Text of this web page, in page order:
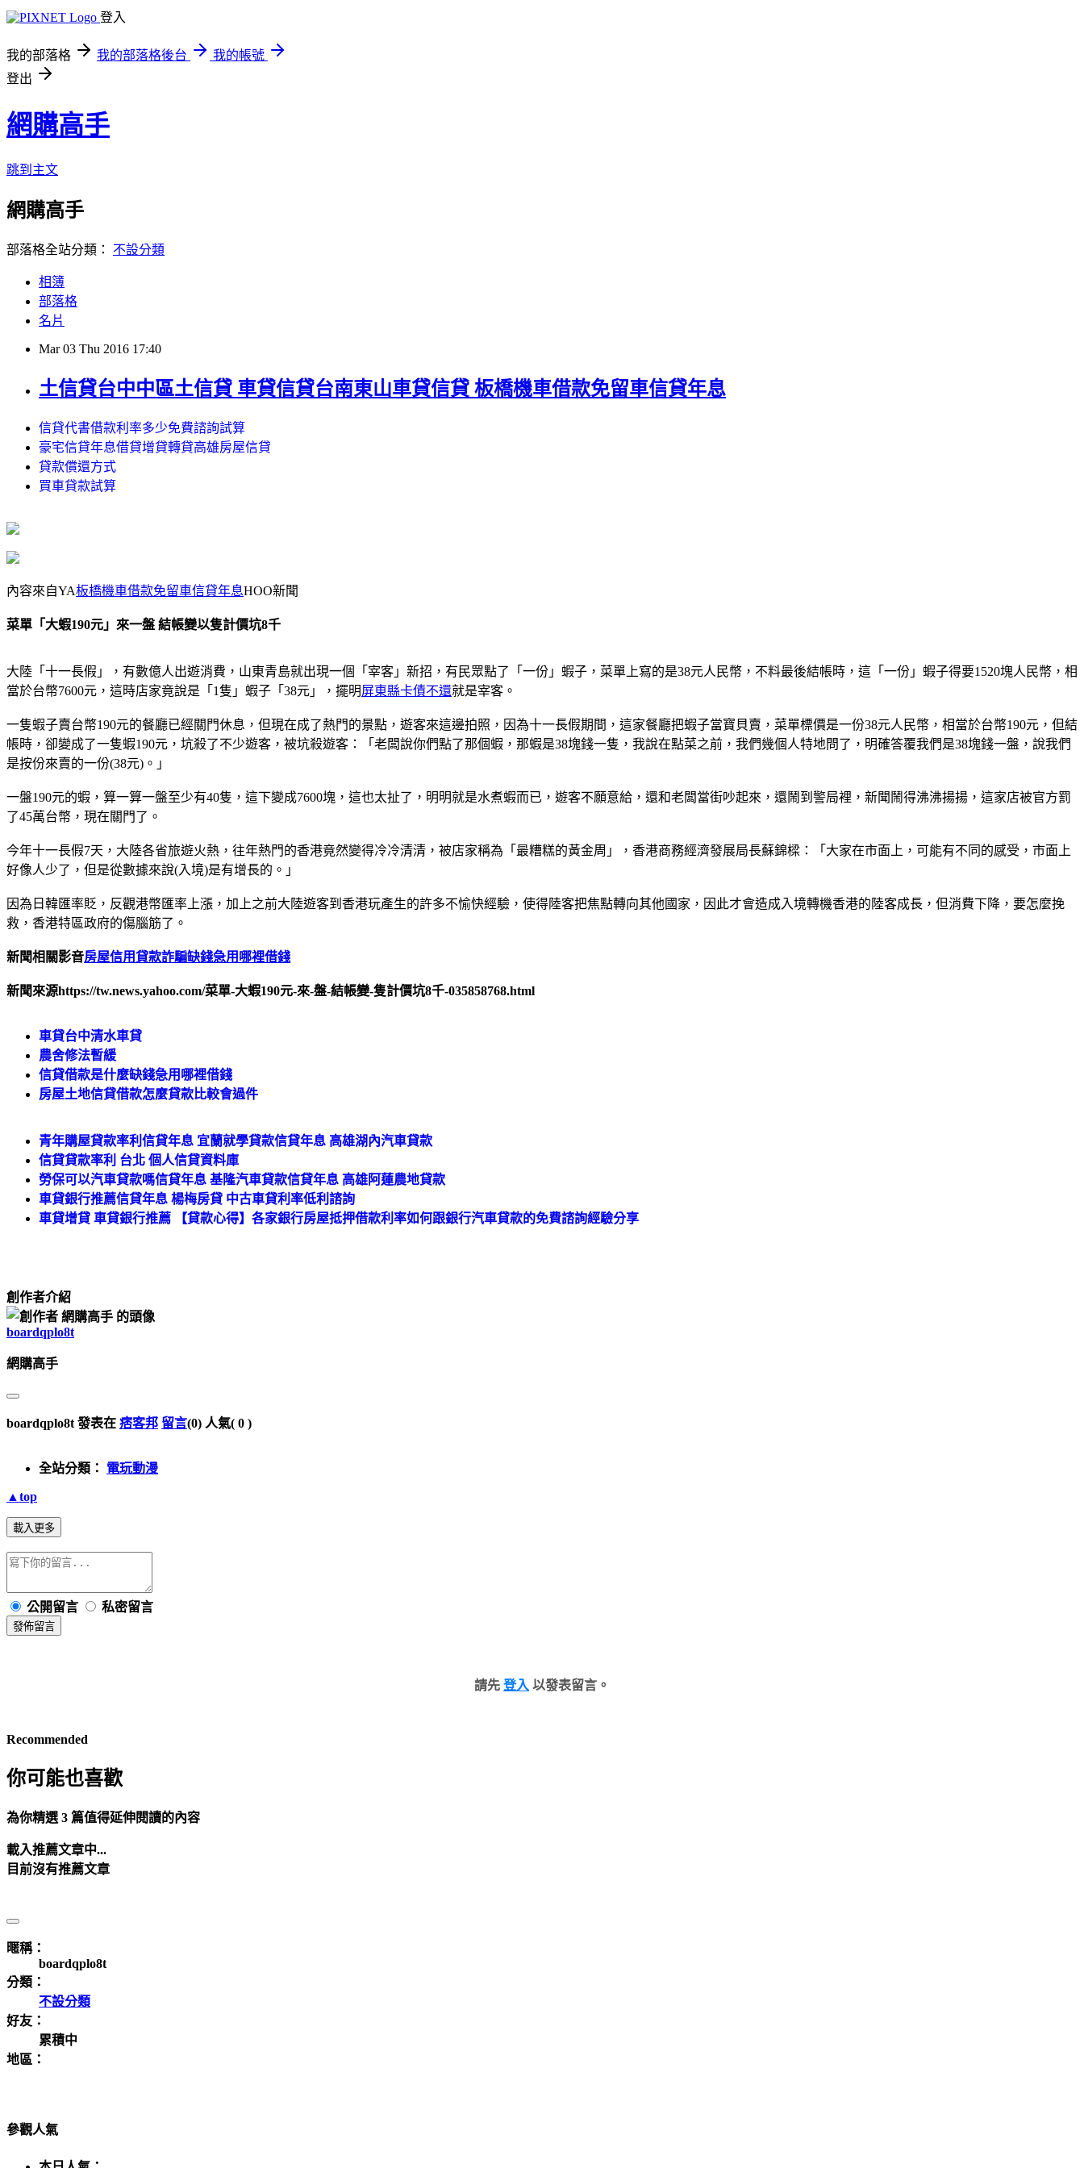
登入
我的部落格 我的部落格後台
我的帳號
登出
網購高手
跳到主文
網購高手
部落格全站分類： 不設分類
相簿
部落格
名片
Mar 03 Thu 2016 17:40
土信貸台中中區土信貸 車貸信貸台南東山車貸信貸 板橋機車借款免留車信貸年息
信貸代書借款利率多少免費諮詢試算
豪宅信貸年息借貸增貸轉貸高雄房屋信貸
貸款償還方式
買車貸款試算
內容來自YA板橋機車借款免留車信貸年息HOO新聞
菜單「大蝦190元」來一盤 結帳變以隻計價坑8千
大陸「十一長假」，有數億人出遊消費，山東青島就出現一個「宰客」新招，有民眾點了「一份」蝦子，菜單上寫的是38元人民幣，不料最後結帳時，這「一份」蝦子得要1520塊人民幣，相
當於台幣7600元，這時店家竟說是「1隻」蝦子「38元」，擺明屏東縣卡債不還就是宰客。
一隻蝦子賣台幣190元的餐廳已經關門休息，但現在成了熱門的景點，遊客來這邊拍照，因為十一長假期間，這家餐廳把蝦子當寶貝賣，菜單標價是一份38元人民幣，相當於台幣190元，但結
帳時，卻變成了一隻蝦190元，坑殺了不少遊客，被坑殺遊客：「老闆說你們點了那個蝦，那蝦是38塊錢一隻，我說在點菜之前，我們幾個人特地問了，明確答覆我們是38塊錢一盤，說我們
是按份來賣的一份(38元)。」
一盤190元的蝦，算一算一盤至少有40隻，這下變成7600塊，這也太扯了，明明就是水煮蝦而已，遊客不願意給，還和老闆當街吵起來，還鬧到警局裡，新聞鬧得沸沸揚揚，這家店被官方罰
了45萬台幣，現在關門了。
今年十一長假7天，大陸各省旅遊火熱，往年熱門的香港竟然變得冷冷清清，被店家稱為「最糟糕的黃金周」，香港商務經濟發展局長蘇錦樑：「大家在市面上，可能有不同的感受，市面上
好像人少了，但是從數據來說(入境)是有增長的。」
因為日韓匯率貶，反觀港幣匯率上漲，加上之前大陸遊客到香港玩產生的許多不愉快經驗，使得陸客把焦點轉向其他國家，因此才會造成入境轉機香港的陸客成長，但消費下降，要怎麼挽
救，香港特區政府的傷腦筋了。
新聞相關影音房屋信用貸款詐騙缺錢急用哪裡借錢
新聞來源https://tw.news.yahoo.com/菜單-大蝦190元-來-盤-結帳變-隻計價坑8千-035858768.html
車貸台中清水車貸
農舍修法暫緩
信貸借款是什麼缺錢急用哪裡借錢
房屋土地信貸借款怎麼貸款比較會過件
青年購屋貸款率利信貸年息 宜蘭就學貸款信貸年息 高雄湖內汽車貸款
信貸貸款率利 台北 個人信貸資料庫
勞保可以汽車貸款嗎信貸年息 基隆汽車貸款信貸年息 高雄阿蓮農地貸款
車貸銀行推薦信貸年息 楊梅房貸 中古車貸利率低利諮詢
車貸增貸 車貸銀行推薦 【貸款心得】各家銀行房屋抵押借款利率如何跟銀行汽車貸款的免費諮詢經驗分享
創作者介紹
boardqplo8t
網購高手
boardqplo8t 發表在 痞客邦 留言(0) 人氣( 0 )
全站分類： 電玩動漫
▲top
載入更多
公開留言 私密留言
發佈留言
請先 登入 以發表留言。
Recommended
你可能也喜歡
為你精選 3 篇值得延伸閱讀的內容
載入推薦文章中...
目前沒有推薦文章
暱稱：
boardqplo8t
分類：
不設分類
好友：
累積中
地區：
參觀人氣